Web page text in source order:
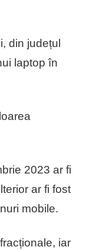
din județul
laptop în
2023 ar fi
ar fi fost
mobile.
iar